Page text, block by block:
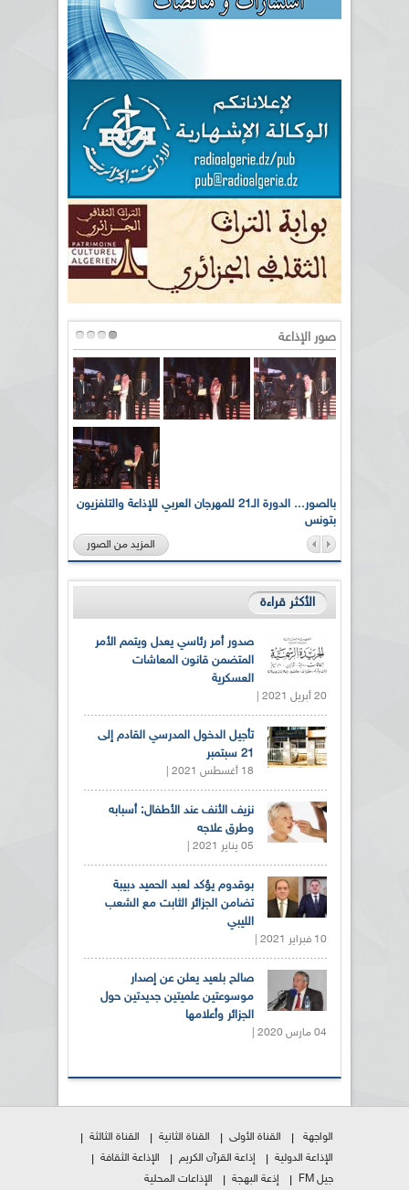
صور الإذاعة
بالصور... الدورة الـ21 للمهرجان العربي للإذاعة والتلفزيون
بتونس
المزيد من الصور
الأكثر قراءة
صدور أمر رئاسي يعدل ويتمم الأمر
المتضمن قانون المعاشات
العسكرية
20 أبريل 2021 |
تأجيل الدخول المدرسي القادم إلى
21 سبتمبر
18 أغسطس 2021 |
نزيف الأنف عند الأطفال: أسبابه
وطرق علاجه
05 يناير 2021 |
بوقدوم يؤكد لعبد الحميد دبيبة
تضامن الجزائر الثابت مع الشعب
الليبي
10 فبراير 2021 |
صالح بلعيد يعلن عن إصدار
موسوعتين علميتين جديدتين حول
الجزائر وأعلامها
04 مارس 2020 |
الواجهة القناة الأولى القناة الثانية
القناة الثالثة
الإذاعة الدولية
إذاعة القرآن الكريم
الإذاعة الثقافة
جيل FM
إذعة البهجة الإذاعات المحلية